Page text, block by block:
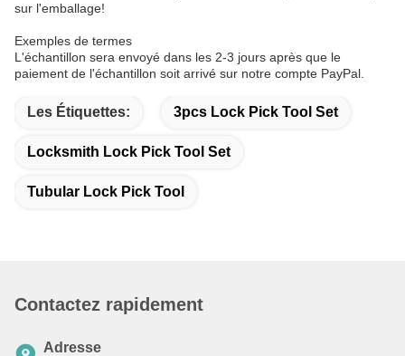
sur l'emballage!
Exemples de termes
L'échantillon sera envoyé dans les 2-3 jours après que le
paiement de l'échantillon soit arrivé sur notre compte PayPal.
Les Étiquettes: 3pcs Lock Pick Tool Set
Locksmith Lock Pick Tool Set
Tubular Lock Pick Tool
Contactez rapidement
Adresse